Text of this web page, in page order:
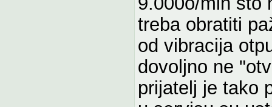
treba obratiti
od vibracija
dovoljno ne
prijatelj je tako